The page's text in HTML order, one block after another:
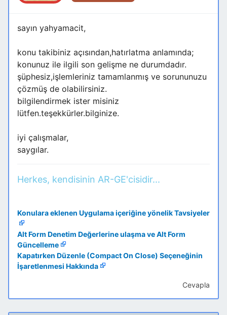
sayın yahyamacit,
konu takibiniz açısından,hatırlatma anlamında;
konunuz ile ilgili son gelişme ne durumdadır.
şüphesiz,işlemleriniz tamamlanmış ve sorununuzu
çözmüş de olabilirsiniz.
bilgilendirmek ister misiniz
lütfen.teşekkürler.bilginize.
iyi çalışmalar,
saygılar.
Herkes, kendisinin AR-GE'cisidir...
Konulara eklenen Uygulama içeriğine yönelik Tavsiyeler
Alt Form Denetim Değerlerine ulaşma ve Alt Form
Güncelleme
Kapatırken Düzenle (Compact On Close) Seçeneğinin
İşaretlenmesi Hakkında
Cevapla